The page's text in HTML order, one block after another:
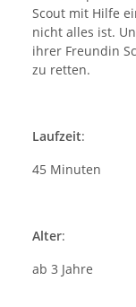
Scout mit Hilfe
nicht alles ist.
ihrer Freundin
zu retten.
Laufzeit:
45 Minuten
Alter:
ab 3 Jahre